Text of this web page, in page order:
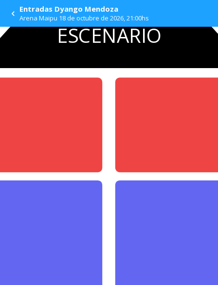
Entradas Dyango Mendoza
Arena Maipu 18 de octubre de 2026, 21:00hs
ESCENARIO